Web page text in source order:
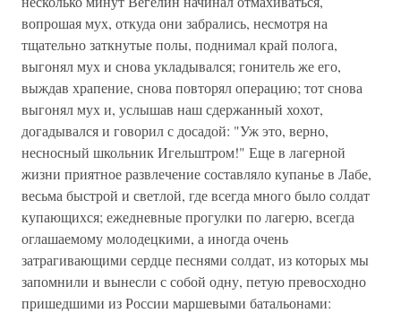
вопрошая мух, откуда они забрались, несмотря на
тщательно заткнутые полы, поднимал край полога,
выгонял мух и снова укладывался; гонитель же его,
выждав храпение, снова повторял операцию; тот снова
выгонял мух и, услышав наш сдержанный хохот,
догадывался и говорил с досадой: "Уж это, верно,
несносный школьник Игельштром!" Еще в лагерной
жизни приятное развлечение составляло купанье в Лабе,
весьма быстрой и светлой, где всегда много было солдат
купающихся; ежедневные прогулки по лагерю, всегда
оглашаемому молодецкими, а иногда очень
затрагивающими сердце песнями солдат, из которых мы
запомнили и вынесли с собой одну, петую превосходно
пришедшими из России маршевыми батальонами: